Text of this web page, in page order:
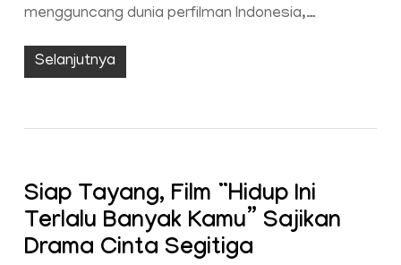
mengguncang dunia perfilman Indonesia,…
Selanjutnya
Siap Tayang, Film “Hidup Ini
Terlalu Banyak Kamu” Sajikan
Drama Cinta Segitiga